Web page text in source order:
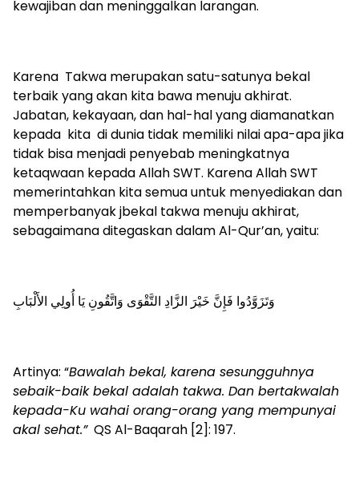
kewajiban dan meninggalkan larangan.
Karena Takwa merupakan satu-satunya bekal
terbaik yang akan kita bawa menuju akhirat.
Jabatan, kekayaan, dan hal-hal yang diamanatkan
kepada kita di dunia tidak memiliki nilai apa-apa jika
tidak bisa menjadi penyebab meningkatnya
ketaqwaan kepada Allah SWT. Karena Allah SWT
memerintahkan kita semua untuk menyediakan dan
memperbanyak jbekal takwa menuju akhirat,
sebagaimana ditegaskan dalam Al-Qur’an, yaitu:
وَتَزَوَّدُوا فَإِنَّ خَيْرَ الزَّادِ التَّقْوَى وَاتَّقُونِ يَا أُولِي الأَلْبَابِ
Artinya: “Bawalah bekal, karena sesungguhnya
sebaik-baik bekal adalah takwa. Dan bertakwalah
kepada-Ku wahai orang-orang yang mempunyai
akal sehat.”QS Al-Baqarah [2]: 197.